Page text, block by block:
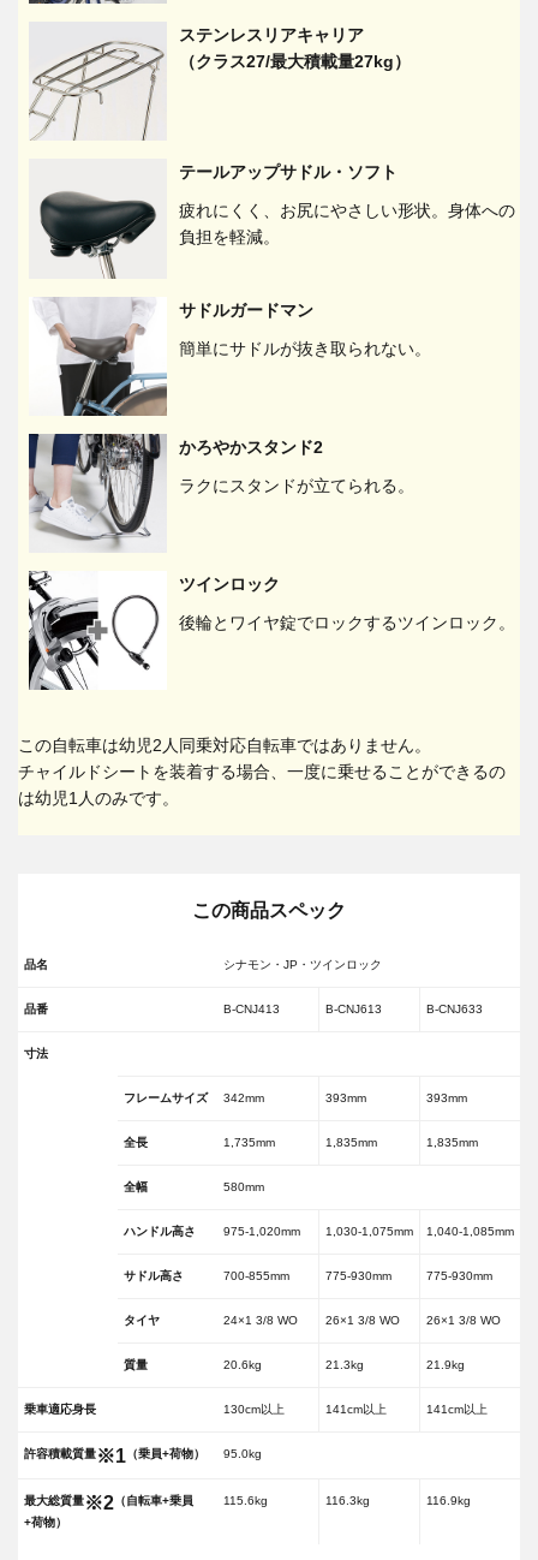
ステンレスリアキャリア
（クラス27/最大積載量27kg）
テールアップサドル・ソフト
疲れにくく、お尻にやさしい形状。身体への
負担を軽減。
サドルガードマン
簡単にサドルが抜き取られない。
かろやかスタンド2
ラクにスタンドが立てられる。
ツインロック
後輪とワイヤ錠でロックするツインロック。
この自転車は幼児2人同乗対応自転車ではありません。
チャイルドシートを装着する場合、一度に乗せることができるの
は幼児1人のみです。
この商品スペック
品名 シナモン・JP・ツインロック
品番 B-CNJ413 B-CNJ613 B-CNJ633
寸法
フレームサイズ 342mm 393mm 393mm
全長 1,735mm 1,835mm 1,835mm
全幅 580mm
ハンドル高さ 975-1,020mm 1,030-1,075mm 1,040-1,085mm
サドル高さ 700-855mm 775-930mm 775-930mm
タイヤ 24×1 3/8 WO 26×1 3/8 WO 26×1 3/8 WO
質量 20.6kg 21.3kg 21.9kg
乗車適応身長 130cm以上 141cm以上 141cm以上
許容積載質量※1 （乗員+荷物） 95.0kg
最大総質量※2 （自転車+乗員
+荷物）
115.6kg 116.3kg 116.9kg